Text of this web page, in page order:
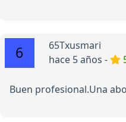
65Txusmari
hace 5 años -
Buen profesional.Una